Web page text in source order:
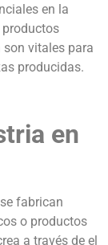
en la
vitales para
producidas.
en
fabrican
o productos
a través de el